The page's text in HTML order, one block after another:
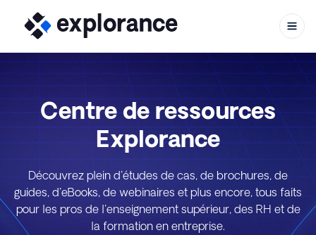
Aller au contenu
Centre de ressources
Explorance
Découvrez plein d'études de cas, de brochures, de
guides, d'eBooks, de webinaires et plus encore, tous faits
pour les pros de l'enseignement supérieur, des RH et de
la formation en entreprise.